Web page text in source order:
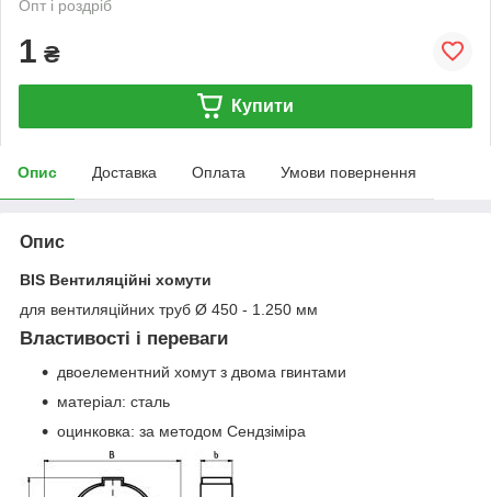
Опт і роздріб
1 ₴
Купити
Опис Доставка Оплата Умови повернення
Опис
BIS Вентиляційні хомути
для вентиляційних труб Ø 450 - 1.250 мм
Властивості і переваги
двоелементний хомут з двома гвинтами
матеріал: сталь
оцинковка: за методом Сендзіміра